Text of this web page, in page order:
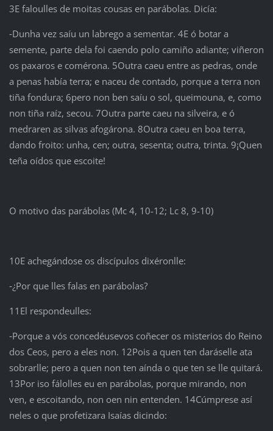
3E faloulles de moitas cousas en parábolas. Dicía:
‑Dunha vez saíu un labrego a sementar. 4E ó botar a
semente, parte dela foi caendo polo camiño adiante; viñeron
os paxaros e comérona. 5Outra caeu entre as pedras, onde
a penas había terra; e naceu de contado, porque a terra non
tiña fondura; 6pero non ben saíu o sol, queimouna, e, como
non tiña raíz, secou. 7Outra parte caeu na silveira, e ó
medraren as silvas afogárona. 8Outra caeu en boa terra,
dando froito: unha, cen; outra, sesenta; outra, trinta. 9¡Quen
teña oídos que escoite!
O motivo das parábolas (Mc 4, 10-12; Lc 8, 9-10)
10E achegándose os discípulos dixéronlle:
‑¿Por que lles falas en parábolas?
11El respondeulles:
‑Porque a vós concedéusevos coñecer os misterios do Reino
dos Ceos, pero a eles non. 12Pois a quen ten daráselle ata
sobrarlle; pero a quen non ten aínda o que ten se lle quitará.
13Por iso fálolles eu en parábolas, porque mirando, non
ven, e escoitando, non oen nin entenden. 14Cúmprese así
neles o que profetizara Isaías dicindo: